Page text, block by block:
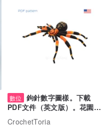
數位
鉤針數字圖樣。下載
PDF文件（英文版）。花園蜘
蛛。
CrochetToria